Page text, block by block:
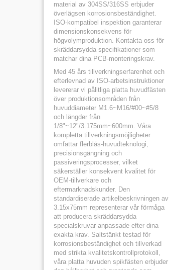
material av 304SS/316SS erbjuder
överlägsen korrosionsbeständighet.
ISO-kompatibel inspektion garanterar
dimensionskonsekvens för
högvolymproduktion. Kontakta oss för
skräddarsydda specifikationer som
matchar dina PCB-monteringskrav.
Med 45 års tillverkningserfarenhet och
efterlevnad av ISO-arbetsinstruktioner
levererar vi pålitliga platta huvudfästen
över produktionsområden från
huvuddiameter M1.6~M16/#00~#5/8
och längder från
1/8"~12"/3.175mm~600mm. Våra
kompletta tillverkningsmöjligheter
omfattar flerblås-huvudteknologi,
precisionsgängning och
passiveringsprocesser, vilket
säkerställer konsekvent kvalitet för
OEM-tillverkare och
eftermarknadskunder. Den
standardiserade artikelbeskrivningen av
3.15x75mm representerar vår förmåga
att producera skräddarsydda
specialskruvar anpassade efter dina
exakta krav. Saltstänkt testad för
korrosionsbeständighet och tillverkad
med strikta kvalitetskontrollprotokoll,
våra platta huvuden spikfästen erbjuder